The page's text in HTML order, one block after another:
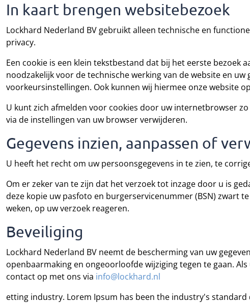
In kaart brengen websitebezoek
Lockhard Nederland BV gebruikt alleen technische en
privacy.
Een cookie is een klein tekstbestand dat bij het eerste
noodzakelijk voor de technische werking van de website en
voorkeursinstellingen. Ook kunnen wij hiermee onze website
U kunt zich afmelden voor cookies door uw internetbrowser
via de instellingen van uw browser verwijderen.
Gegevens inzien, aanpassen of
U heeft het recht om uw persoonsgegevens in te zien, te
Om er zeker van te zijn dat het verzoek tot inzage door u is
deze kopie uw pasfoto en burgerservicenummer (BSN) zwart
weken, op uw verzoek reageren.
Beveiliging
Lockhard Nederland BV neemt de bescherming van uw
openbaarmaking en ongeoorloofde wijziging tegen te gaan.
contact op met ons via info@lockhard.nl
etting industry. Lorem Ipsum has been the industry's